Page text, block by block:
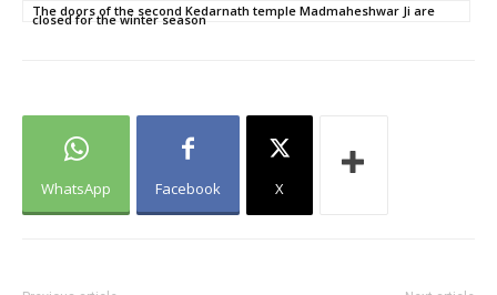
The doors of the second Kedarnath temple Madmaheshwar Ji are
closed for the winter season
WhatsApp Facebook X